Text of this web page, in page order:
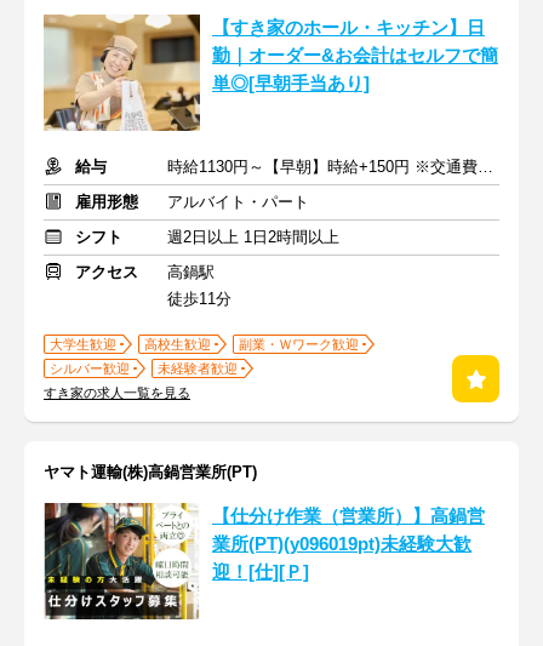
【すき家のホール・キッチン】日
勤｜オーダー&お会計はセルフで簡
単◎[早朝手当あり]
給与
時給1130円～【早朝】時給+150円 ※交通費支給
雇用形態
アルバイト・パート
シフト
週2日以上 1日2時間以上
アクセス
高鍋駅
徒歩11分
大学生歓迎 高校生歓迎
副業・Ｗワーク歓迎
シルバー歓迎
未経験者歓迎
すき家の求人一覧を見る
ヤマト運輸(株)高鍋営業所(PT)
【仕分け作業（営業所）】高鍋営
業所(PT)(y096019pt)未経験大歓
迎！[仕][Ｐ]